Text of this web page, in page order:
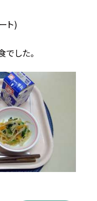
ト)
した。